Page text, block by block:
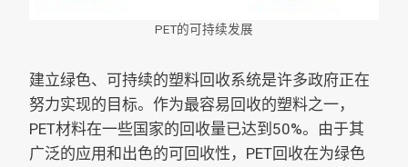
PET的可持续发展
建立绿色、可持续的塑料回收系统是许多政府正在
努力实现的目标。作为最容易回收的塑料之一，
PET材料在一些国家的回收量已达到50%。由于其
广泛的应用和出色的可回收性，PET回收在为绿色